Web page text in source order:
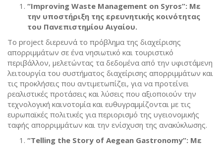
“Improving Waste Management on Syros”: Με
την υποστήριξη της ερευνητικής κοινότητας
του Πανεπιστημίου Αιγαίου.
To project διερευνά το πρόβλημα της διαχείρισης
απορριμμάτων σε ένα νησιωτικό και τουριστικό
περιβάλλον, μελετώντας τα δεδομένα από την υφιστάμενη
λειτουργία του συστήματος διαχείρισης απορριμμάτων και
τις προκλήσεις που αντιμετωπίζει, για να προτείνει
ρεαλιστικές προτάσεις και λύσεις που αξιοποιούν την
τεχνολογική καινοτομία και ευθυγραμμίζονται με τις
ευρωπαϊκές πολιτικές για περιορισμό της υγειονομικής
ταφής απορριμμάτων και την ενίσχυση της ανακύκλωσης.
“Telling the Story of Aegean Gastronomy”: Με